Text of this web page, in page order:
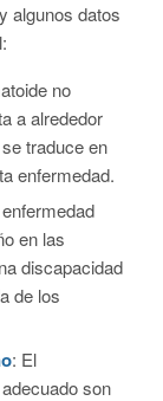
algunos datos
no
a alrededor
traduce en
enfermedad.
en las
discapacidad
de los
: El
son